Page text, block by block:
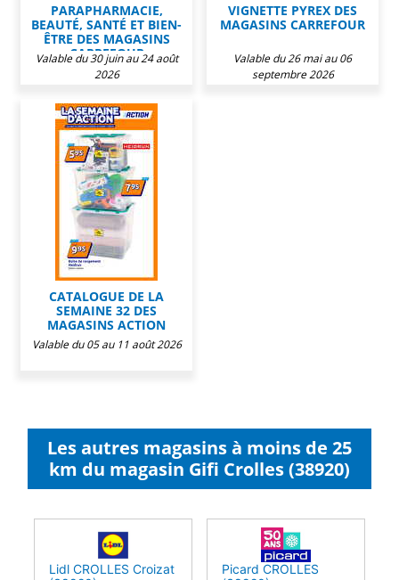
PARAPHARMACIE,
BEAUTÉ, SANTÉ ET BIEN-
ÊTRE DES MAGASINS
CARREFOUR
Valable du 30 juin au 24 août
2026
VIGNETTE PYREX DES
MAGASINS CARREFOUR
Valable du 26 mai au 06
septembre 2026
CATALOGUE DE LA
SEMAINE 32 DES
MAGASINS ACTION
Valable du 05 au 11 août 2026
Les autres magasins à moins de 25
km du magasin Gifi Crolles (38920)
Lidl CROLLES Croizat
Picard CROLLES